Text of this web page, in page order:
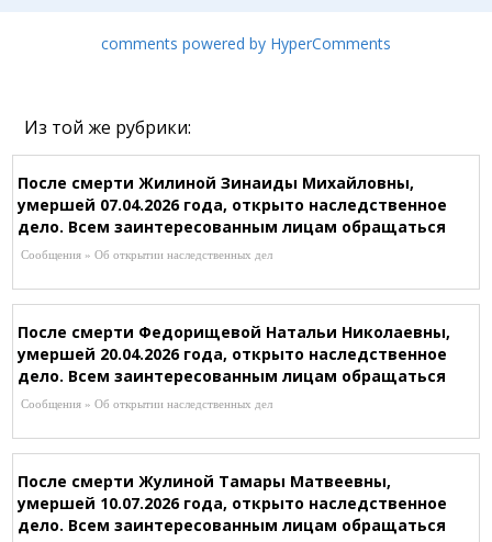
comments powered by HyperComments
Из той же рубрики:
После смерти Жилиной Зинаиды Михайловны,
умершей 07.04.2026 года, открыто наследственное
дело. Всем заинтересованным лицам обращаться
к нотариусу Шагировой Р.Р. по адресу:
Службой Сбыта), Т. 8-721-253-43-87
Сообщения » Об открытии наследственных дел
После смерти Федорищевой Натальи Николаевны,
умершей 20.04.2026 года, открыто наследственное
дело. Всем заинтересованным лицам обращаться
к нотариусу Ержановой Ж.А, по адресу: г.Абай,
Сообщения » Об открытии наследственных дел
После смерти Жулиной Тамары Матвеевны,
умершей 10.07.2026 года, открыто наследственное
дело. Всем заинтересованным лицам обращаться